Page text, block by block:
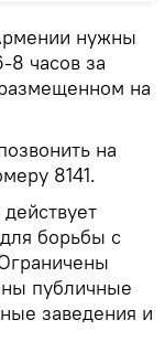
нужны
8 часов за
на
на
8141.
борьбы с
публичные
заведения и